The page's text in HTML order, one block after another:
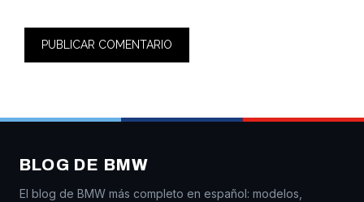
BLOG DE BMW
El blog de BMW más completo en español: modelos,